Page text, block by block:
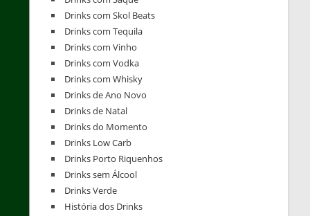
Drinks com Skol Beats
Drinks com Tequila
Drinks com Vinho
Drinks com Vodka
Drinks com Whisky
Drinks de Ano Novo
Drinks de Natal
Drinks do Momento
Drinks Low Carb
Drinks Porto Riquenhos
Drinks sem Álcool
Drinks Verde
História dos Drinks